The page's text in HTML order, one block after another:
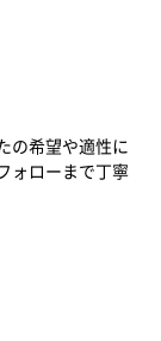
の希望や適性に
ォローまで丁寧